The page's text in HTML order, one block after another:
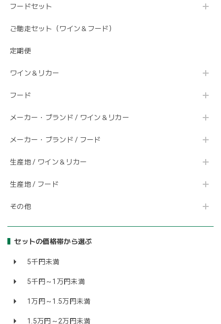
フードセット
ご馳走セット（ワイン＆フード）
定期便
ワイン＆リカー
フード
メーカー・ブランド / ワイン＆リカー
メーカー・ブランド / フード
生産地 / ワイン＆リカー
生産地 / フード
その他
セットの価格帯から選ぶ
5千円未満
5千円～1万円未満
1万円～1.5万円未満
1.5万円～2万円未満